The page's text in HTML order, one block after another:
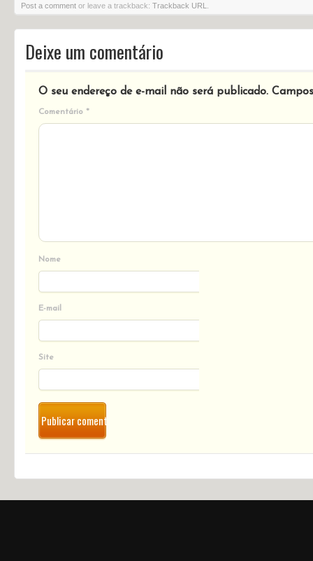
Post a comment or leave a trackback: Trackback URL
Deixe um comentário
O seu endereço de e-mail não será publicado.
Comentário *
Nome
E-mail
Site